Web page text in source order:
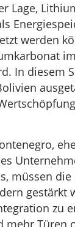
Lage,
werden
In diesem
müssen die
gestärkt
zu
mehr Türen